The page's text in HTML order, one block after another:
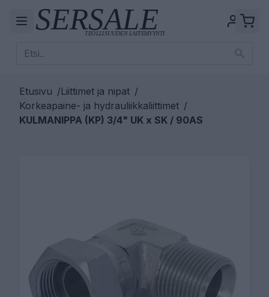
Etusivu /Liittimet ja nipat /
Korkeapaine- ja hydrauliikkaliittimet /
KULMANIPPA (KP) 3/4" UK x SK / 90AS